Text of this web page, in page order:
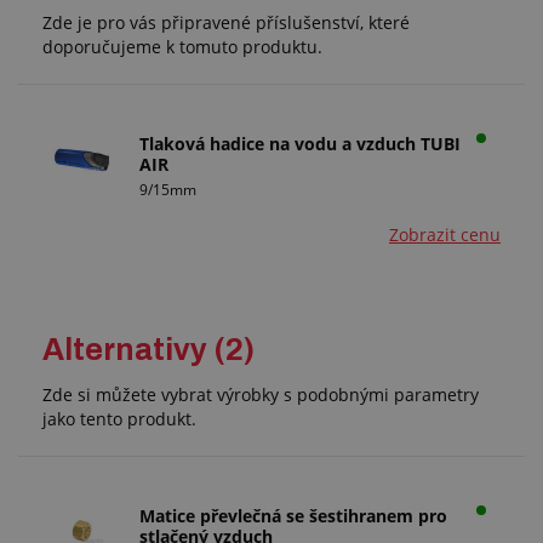
Zde je pro vás připravené příslušenství, které
doporučujeme k tomuto produktu.
Tlaková hadice na vodu a vzduch TUBI
AIR
9/15mm
Zobrazit cenu
Alternativy (2)
Zde si můžete vybrat výrobky s podobnými parametry
jako tento produkt.
Matice převlečná se šestihranem pro
stlačený vzduch